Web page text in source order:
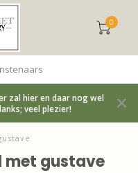
0
zal hier en daar nog wel
veel plezier!
met gustave